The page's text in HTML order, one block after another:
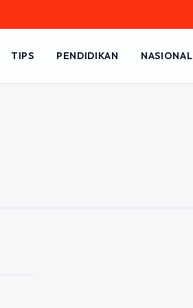
TIPS PENDIDIKAN NASIONAL
Tips Lolos
Seleksi Nasional Berbasis Tes